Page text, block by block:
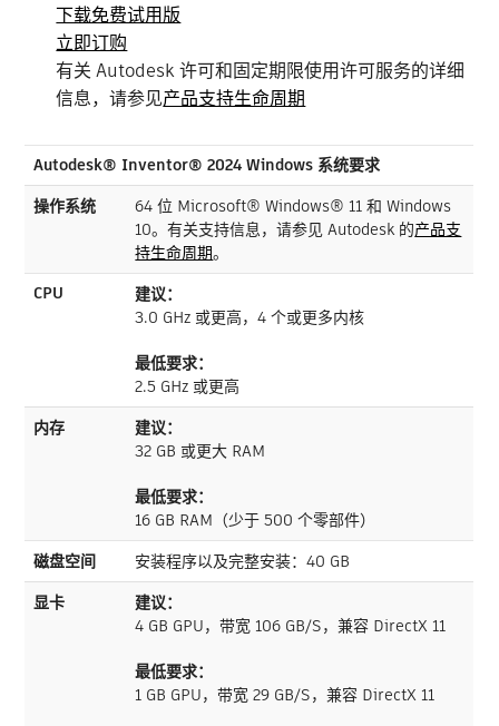
下载免费试用版
立即订购
有关 Autodesk 许可和固定期限使用许可服务的详细
信息，请参见产品支持生命周期
Autodesk® Inventor® 2024 Windows 系统要求
操作系统
64 位 Microsoft® Windows® 11 和 Windows
10。有关支持信息，请参见 Autodesk 的产品支
持生命周期。
CPU
建议：
3.0 GHz 或更高，4 个或更多内核
最低要求：
2.5 GHz 或更高
内存
建议：
32 GB 或更大 RAM
最低要求：
16 GB RAM（少于 500 个零部件）
磁盘空间
安装程序以及完整安装：40 GB
显卡
建议：
4 GB GPU，带宽 106 GB/S，兼容 DirectX 11
最低要求：
1 GB GPU，带宽 29 GB/S，兼容 DirectX 11